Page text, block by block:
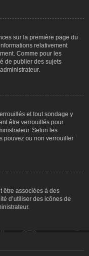
sur la première page du
relativement
Comme pour les
de publier des sujets
et tout sondage y
être verrouillés pour
Selon les
pouvez ou non verrouiller
être associées à des
d’utiliser des icônes de